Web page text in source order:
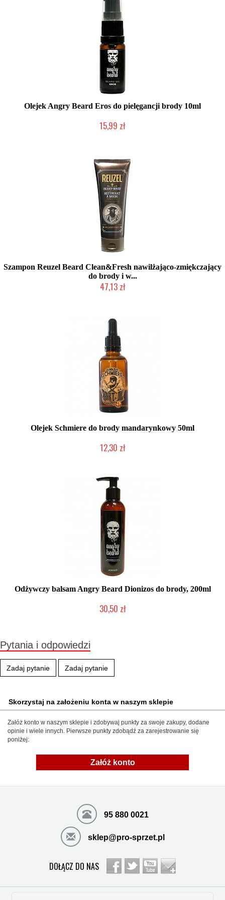
Olejek Angry Beard Eros do pielęgancji brody 10ml
15,99 zł
Szampon Reuzel Beard Clean&Fresh nawilżająco-zmiękczający
do brody i w...
47,13 zł
Olejek Schmiere do brody mandarynkowy 50ml
12,30 zł
Odżywczy balsam Angry Beard Dionizos do brody, 200ml
30,50 zł
Pytania i odpowiedzi
Zadaj pytanie Zadaj pytanie
Skorzystaj na założeniu konta w naszym sklepie
Załóż konto w naszym sklepie i zdobywaj punkty za swoje zakupy, dodane
opinie i wiele innych. Pierwsze punkty zdobądź za zarejestrowanie się
poniżej:
Załóż konto
95 880 0021
sklep@pro-sprzet.pl
DOŁĄCZ DO NAS